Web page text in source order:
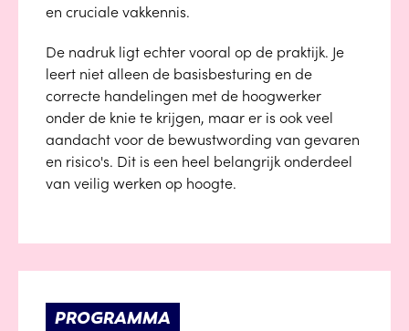
en cruciale vakkennis.
De nadruk ligt echter vooral op de praktijk. Je
leert niet alleen de basisbesturing en de
correcte handelingen met de hoogwerker
onder de knie te krijgen, maar er is ook veel
aandacht voor de bewustwording van gevaren
en risico's. Dit is een heel belangrijk onderdeel
van veilig werken op hoogte.
PROGRAMMA